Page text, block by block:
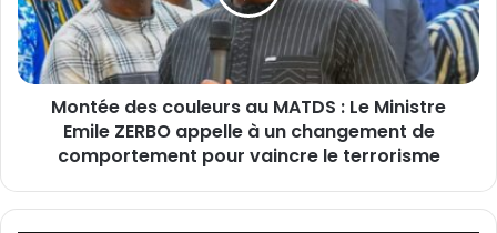
x
d
u
K
s
e
d
e
s
Montée des couleurs au MATDS : Le Ministre
Emile ZERBO appelle à un changement de
comportement pour vaincre le terrorisme